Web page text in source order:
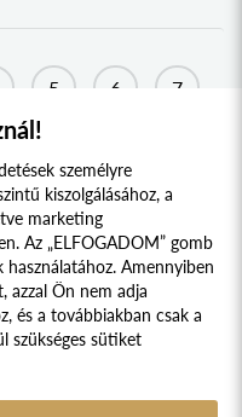
5 6 7
25
nyilatkozat
LAKITELEK. MINDEN JOG
személyre
kiszolgálásához, a
marketing
Az „ELFOGADOM” gomb
Amennyiben
azzal Ön nem adja
és a továbbiakban csak a
szükséges sütiket